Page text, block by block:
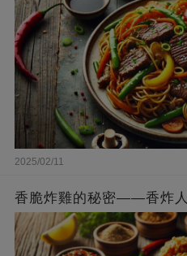
2025/02/11
香脆炸雞的秘密——香炸